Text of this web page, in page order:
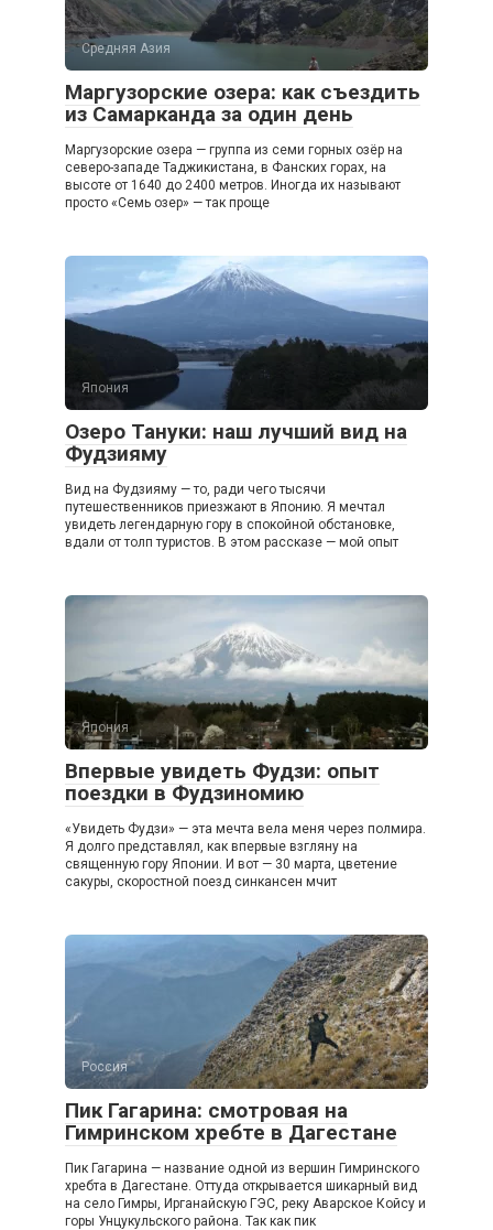
Средняя Азия
Маргузорские озера: как съездить
из Самарканда за один день
Маргузорские озера — группа из семи горных озёр на
северо-западе Таджикистана, в Фанских горах, на
высоте от 1640 до 2400 метров. Иногда их называют
просто «Семь озер» — так проще
Япония
Озеро Тануки: наш лучший вид на
Фудзияму
Вид на Фудзияму — то, ради чего тысячи
путешественников приезжают в Японию. Я мечтал
увидеть легендарную гору в спокойной обстановке,
вдали от толп туристов. В этом рассказе — мой опыт
Япония
Впервые увидеть Фудзи: опыт
поездки в Фудзиномию
«Увидеть Фудзи» — эта мечта вела меня через полмира.
Я долго представлял, как впервые взгляну на
священную гору Японии. И вот — 30 марта, цветение
сакуры, скоростной поезд синкансен мчит
Россия
Пик Гагарина: смотровая на
Гимринском хребте в Дагестане
Пик Гагарина — название одной из вершин Гимринского
хребта в Дагестане. Оттуда открывается шикарный вид
на село Гимры, Ирганайскую ГЭС, реку Аварское Койсу и
горы Унцукульского района. Так как пик